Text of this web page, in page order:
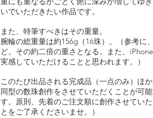
いでいただきたい作品です。
また、特筆すべきはその重量。
腕輪の総重量は約156g（16珠）。（参考に
ど。その約二倍の重さとなる。また、
実感していただけることと思われます。）
このたび出品される完成品（一点のみ）ほ
同型の数珠創作をさせていただくことが可
す。原則、先着のご注文順に創作させてい
とをご了承くださいませ。）